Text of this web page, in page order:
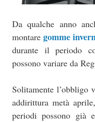
Da qualche anno
montaregomme
durante il periodo
possono variare da
Solitamente l’obbligo
addirittura metà
periodi possono già